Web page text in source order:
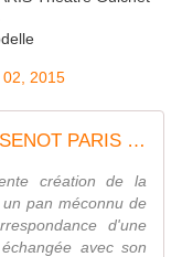
02, 2015
- BRASSENS, LETTRES A TOUSSENOT PARIS Théâtre Guichet Montparnasse 9 janvier 2015 au 14 juin 2015 (relâche en avril) - VIVRE AUTREMENT VOS LOISIRS avec Clodelle
création de la
pan méconnu de
d'une
avec son